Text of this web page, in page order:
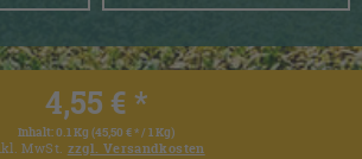
4,55 € *
Inhalt:0.1 Kg (45,50 € * / 1 Kg)
MwSt. zzgl. Versandkosten